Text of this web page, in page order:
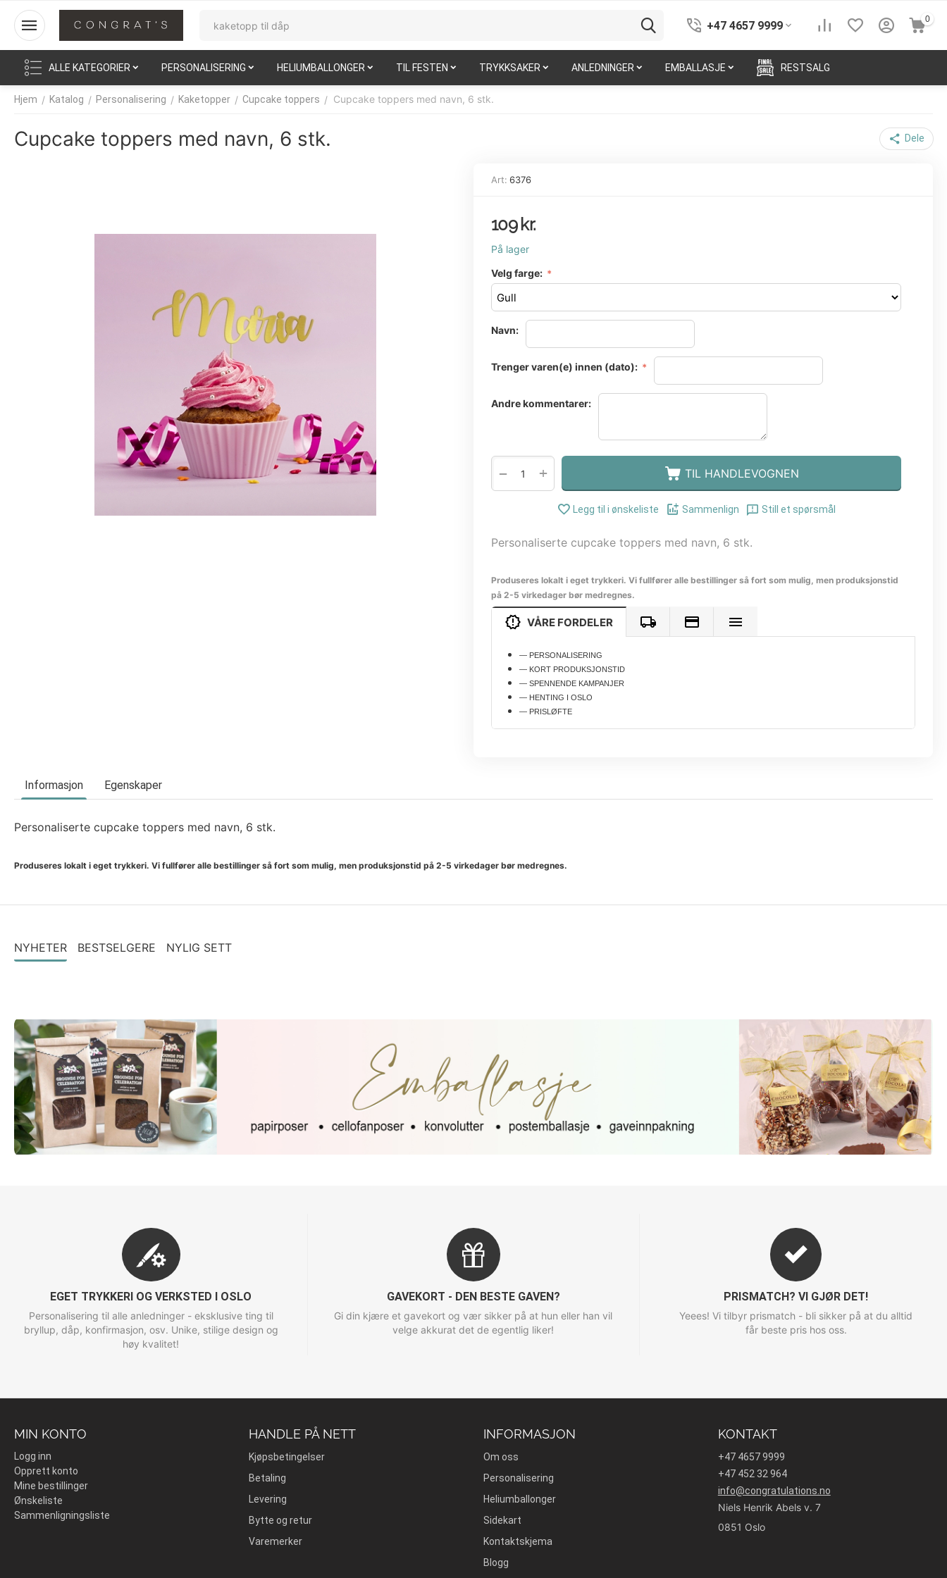
+47 4657 9999 0
ALLE KATEGORIER PERSONALISERING HELIUMBALLONGER TIL FESTEN TRYKKSAKER ANLEDNINGER EMBALLASJE RESTSALG
Hjem / Katalog / Personalisering / Kaketopper / Cupcake toppers / Cupcake toppers med navn, 6 stk.
Cupcake toppers med navn, 6 stk. Dele
Art: 6376
109 kr.
På lager
Velg farge:
Navn:
Trenger varen(e) innen (dato):
Andre kommentarer:
+
− TIL HANDLEVOGNEN
Legg til i ønskeliste Sammenlign Still et spørsmål
Personaliserte cupcake toppers med navn, 6 stk.
Produseres lokalt i eget trykkeri. Vi fullfører alle bestillinger så fort som mulig, men produksjonstid
på 2-5 virkedager bør medregnes.
VÅRE FORDELER
— PERSONALISERING
— KORT PRODUKSJONSTID
— SPENNENDE KAMPANJER
— HENTING I OSLO
— PRISLØFTE
Informasjon Egenskaper
Personaliserte cupcake toppers med navn, 6 stk.
Produseres lokalt i eget trykkeri. Vi fullfører alle bestillinger så fort som mulig, men produksjonstid på 2-5 virkedager bør medregnes.
NYHETER BESTSELGERE NYLIG SETT
EGET TRYKKERI OG VERKSTED I OSLO
Personalisering til alle anledninger - eksklusive ting til
bryllup, dåp, konfirmasjon, osv. Unike, stilige design og
høy kvalitet!
GAVEKORT - DEN BESTE GAVEN?
Gi din kjære et gavekort og vær sikker på at hun eller han vil
velge akkurat det de egentlig liker!
PRISMATCH? VI GJØR DET!
Yeees! Vi tilbyr prismatch - bli sikker på at du alltid
får beste pris hos oss.
MIN KONTO
Logg inn
Opprett konto
Mine bestillinger
Ønskeliste
Sammenligningsliste
HANDLE PÅ NETT
Kjøpsbetingelser
Betaling
Levering
Bytte og retur
Varemerker
INFORMASJON
Om oss
Personalisering
Heliumballonger
Sidekart
Kontaktskjema
Blogg
KONTAKT
+47 4657 9999
+47 452 32 964
info@congratulations.no
Niels Henrik Abels v. 7
0851 Oslo